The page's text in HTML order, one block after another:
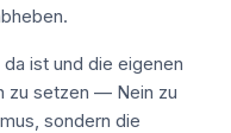
ist und die eigenen
zu setzen — Nein zu
sondern die